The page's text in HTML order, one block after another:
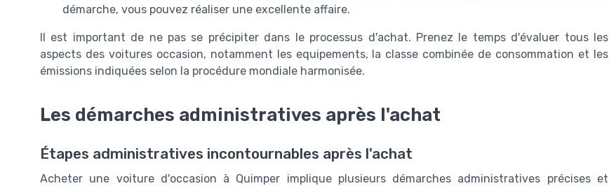
démarche, vous pouvez réaliser une excellente affaire.
Il est important de ne pas se précipiter dans le processus d'achat. Prenez le temps d'évaluer tous les
aspects des voitures occasion, notamment les equipements, la classe combinée de consommation et les
émissions indiquées selon la procédure mondiale harmonisée.
Les démarches administratives après l'achat
Étapes administratives incontournables après l'achat
Acheter une voiture d'occasion à Quimper implique plusieurs démarches administratives précises et